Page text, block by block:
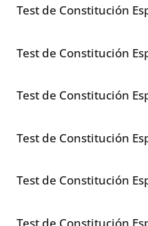
Test de Constitución
Test de Constitución
Test de Constitución
Test de Constitución
Test de Constitución